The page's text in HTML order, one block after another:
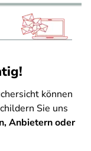
können
Sie uns
Anbietern oder